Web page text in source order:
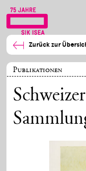
Zurück zur
Publikationen